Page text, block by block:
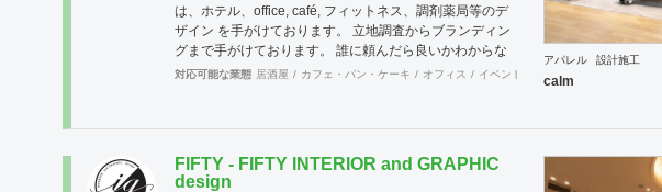
は、ホテル、office, café, フィットネス、調剤薬局等のデ
ザイン を手がけております。 立地調査からブランディン
グまで手がけております。 誰に頼んだら良いかわからな
い事もご相談ください。 一緒に問題解決していければと
対応可能な業態 居酒屋 カフェ・パン・ケーキ オフィス イベントブース・ショールーム
アパレル 設計施工
calm
FIFTY - FIFTY INTERIOR and GRAPHIC
design